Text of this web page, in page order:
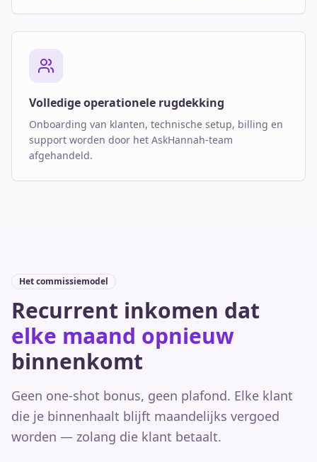
Volledige operationele rugdekking
Onboarding van klanten, technische setup, billing en
support worden door het AskHannah-team
afgehandeld.
Het commissiemodel
Recurrent inkomen dat
elke maand opnieuw
binnenkomt
Geen one-shot bonus, geen plafond. Elke klant
die je binnenhaalt blijft maandelijks vergoed
worden — zolang die klant betaalt.